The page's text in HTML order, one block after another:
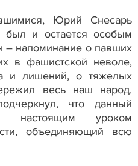
Юрий Снесарь
и остается особым
напоминание о павших
в фашистской неволе,
и лишений, о тяжелых
весь наш народ.
что данный
настоящим уроком
объединяющий всю